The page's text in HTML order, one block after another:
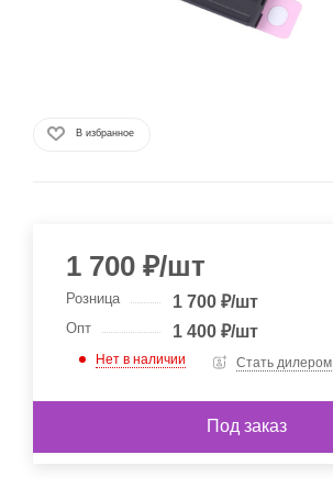
В избранное
1 700 ₽/шт
Розница 1 700 ₽/шт
Опт 1 400 ₽/шт
Нет в наличии Стать дилером
Под заказ